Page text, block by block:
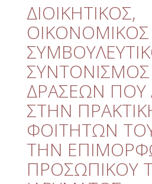
Staff
Quality
ETHICS
Useful Links
Management
Meetings
Management Guide
ΔΙΟΙΚΗΤΙΚΟΣ,
ΟΙΚΟΝΟΜΙΚΟΣ
ΔΡΑΣΕΩΝ
ΣΤΗΝ
ΦΟΙΤΗΤΩΝ
ΤΗΝ
ΠΡΟΣΩΠΙΚΟΥ